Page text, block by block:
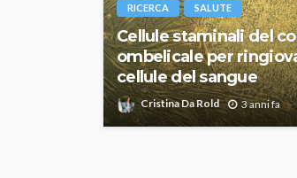
RICERCA SALUTE
Cellule staminali del
ombelicale per
cellule del sangue
Cristina Da Rold 3 anni fa